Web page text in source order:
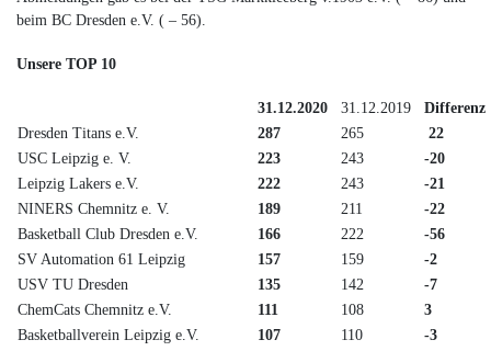
beim BC Dresden e.V. ( – 56).
Unsere TOP 10
31.12.2020 31.12.2019
Differenz
Dresden Titans e.V.
287 265
22
USC Leipzig e. V.
223 243
-20
Leipzig Lakers e.V.
222 243
-21
NINERS Chemnitz e. V.
189 211
-22
Basketball Club Dresden e.V.
166 222
-56
SV Automation 61 Leipzig
157 159
-2
USV TU Dresden
135 142
-7
ChemCats Chemnitz e.V.
111 108
3
Basketballverein Leipzig e.V.
107 110
-3